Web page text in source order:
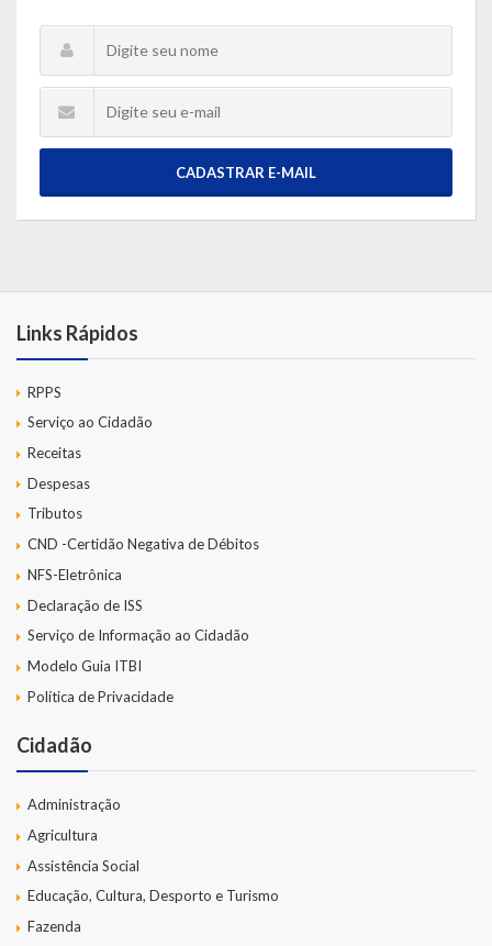
CADASTRAR E-MAIL
Links Rápidos
RPPS
Serviço ao Cidadão
Receitas
Despesas
Tributos
CND -Certidão Negativa de Débitos
NFS-Eletrônica
Declaração de ISS
Serviço de Informação ao Cidadão
Modelo Guia ITBI
Política de Privacidade
Cidadão
Administração
Agricultura
Assistência Social
Educação, Cultura, Desporto e Turismo
Fazenda